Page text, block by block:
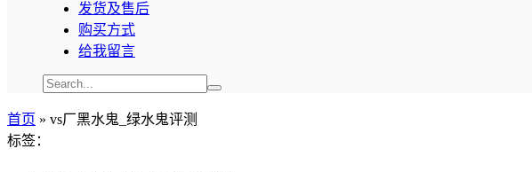
发货及售后
购买方式
给我留言
首页 » vs厂黑水鬼_绿水鬼评测
标签：